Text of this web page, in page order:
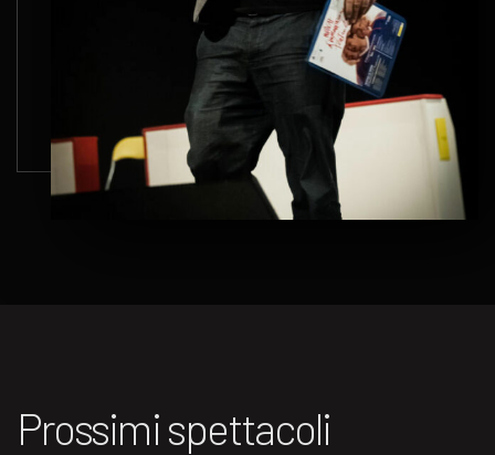
Prossimi spettacoli